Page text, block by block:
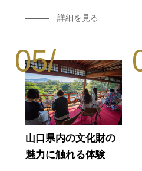
詳細を見る
山口県内の文化財の
魅力に触れる体験